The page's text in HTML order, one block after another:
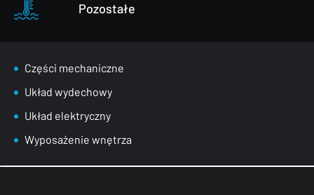
Pozostałe
Części mechaniczne
Układ wydechowy
Układ elektryczny
Wyposażenie wnętrza